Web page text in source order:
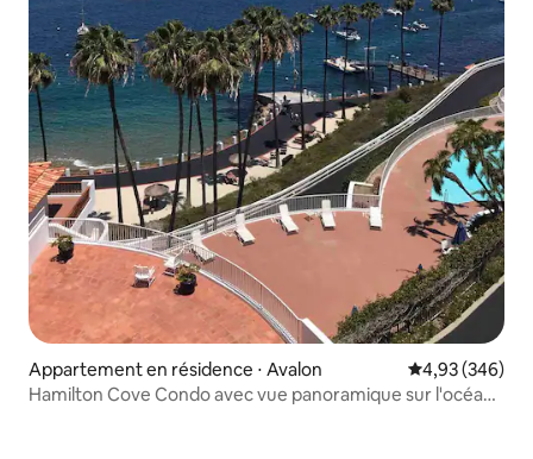
Appartement en résidence ⋅ Avalon Évaluation
4,93 (346)
Hamilton Cove Condo avec vue panoramique sur l'océan